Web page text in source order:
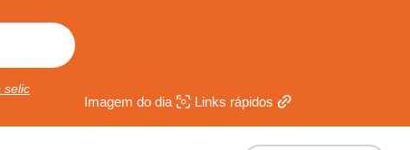
selic
Imagem do dia Links rápidos